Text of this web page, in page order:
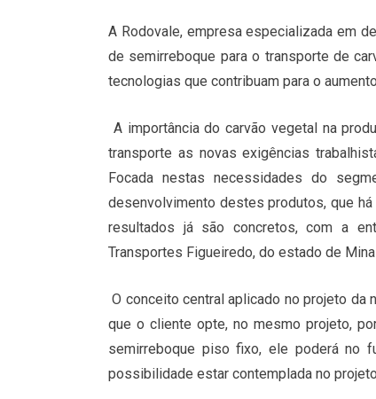
A Rodovale, empresa especializada em
de semirreboque para o transporte de
tecnologias que contribuam para o
A importância do carvão vegetal na
transporte as novas exigências
Focada nestas necessidades do
desenvolvimento destes produtos, que
resultados já são concretos, com a
Transportes Figueiredo, do estado de
O conceito central aplicado no projeto da
que o cliente opte, no mesmo projeto,
semirreboque piso fixo, ele poderá no
possibilidade estar contemplada no